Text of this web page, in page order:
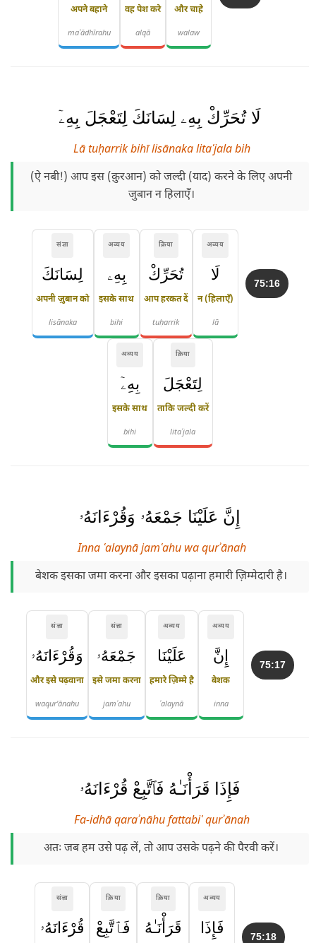
और चाहे
walaw
वह पेश करे
alqā
अपने बहाने
maʿādhīrahu
لَا تُحَرِّكْ بِهِۦ لِسَانَكَ لِتَعْجَلَ بِهِۦٓ
Lā tuḥarrik bihī lisānaka litaʿjala bih
(ऐ नबी!) आप इस (क़ुरआन) को जल्दी (याद) करने के लिए अपनी
जुबान न हिलाएँ।
75:16
अव्यय
لَا
न (हिलाएँ)
lā
क्रिया
تُحَرِّكْ
आप हरकत दें
tuḥarrik
अव्यय
بِهِۦ
इसके साथ
bihi
संज्ञा
لِسَانَكَ
अपनी ज़ुबान को
lisānaka
क्रिया
لِتَعْجَلَ
ताकि जल्दी करें
litaʿjala
अव्यय
بِهِۦٓ
इसके साथ
bihi
إِنَّ عَلَيْنَا جَمْعَهُۥ وَقُرْءَانَهُۥ
Inna ʿalaynā jamʿahu wa qurʾānah
बेशक इसका जमा करना और इसका पढ़ाना हमारी ज़िम्मेदारी है।
75:17
अव्यय
إِنَّ
बेशक
inna
अव्यय
عَلَيْنَا
हमारे ज़िम्मे है
ʿalaynā
संज्ञा
جَمْعَهُۥ
इसे जमा करना
jamʿahu
संज्ञा
وَقُرْءَانَهُۥ
और इसे पढ़वाना
waqur'ānahu
فَإِذَا قَرَأْنَـٰهُ فَٱتَّبِعْ قُرْءَانَهُۥ
Fa-idhā qaraʾnāhu fattabiʿ qurʾānah
अतः जब हम उसे पढ़ लें, तो आप उसके पढ़ने की पैरवी करें।
75:18
अव्यय
فَإِذَا
क्रिया
قَرَأْنَـٰهُ
क्रिया
فَٱتَّبِعْ
संज्ञा
قُرْءَانَهُۥ